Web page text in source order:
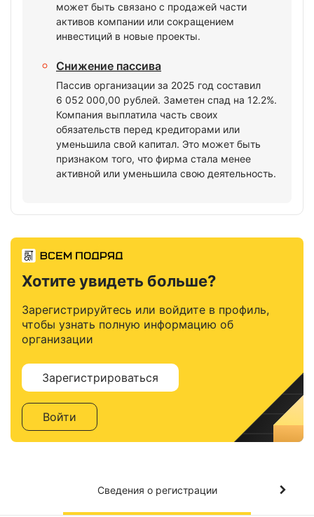
может быть связано с продажей части
активов компании или сокращением
инвестиций в новые проекты.
Снижение пассива
Пассив организации за 2025 год составил
6 052 000,00 рублей. Заметен спад на 12.2%.
Компания выплатила часть своих
обязательств перед кредиторами или
уменьшила свой капитал. Это может быть
признаком того, что фирма стала менее
активной или уменьшила свою деятельность.
Хотите увидеть больше?
Зарегистрируйтесь или войдите в профиль,
чтобы узнать полную информацию об
организации
Зарегистрироваться
Войти
Сведения о регистрации